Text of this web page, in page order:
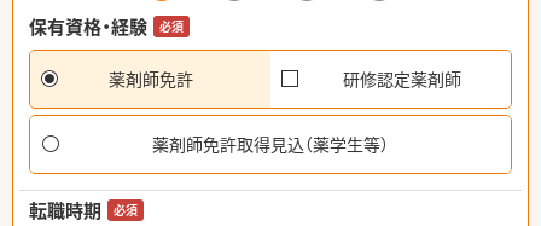
保有資格・経験
必須
薬剤師免許 研修認定薬剤師
薬剤師免許取得見込（薬学生等）
転職時期 必須